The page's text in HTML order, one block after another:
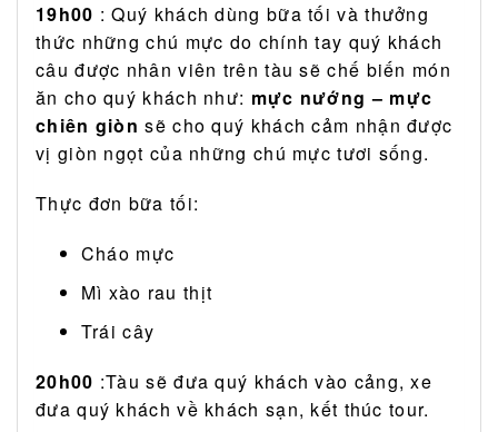
19h00 : Quý khách dùng bữa tối và thưởng
thức những chú mực do chính tay quý khách
câu được nhân viên trên tàu sẽ chế biến món
ăn cho quý khách như: mực nướng – mực
chiên giòn sẽ cho quý khách cảm nhận được
vị giòn ngọt của những chú mực tươi sống.
Thực đơn bữa tối:
Cháo mực
Mì xào rau thịt
Trái cây
20h00 :Tàu sẽ đưa quý khách vào cảng, xe
đưa quý khách về khách sạn, kết thúc tour.